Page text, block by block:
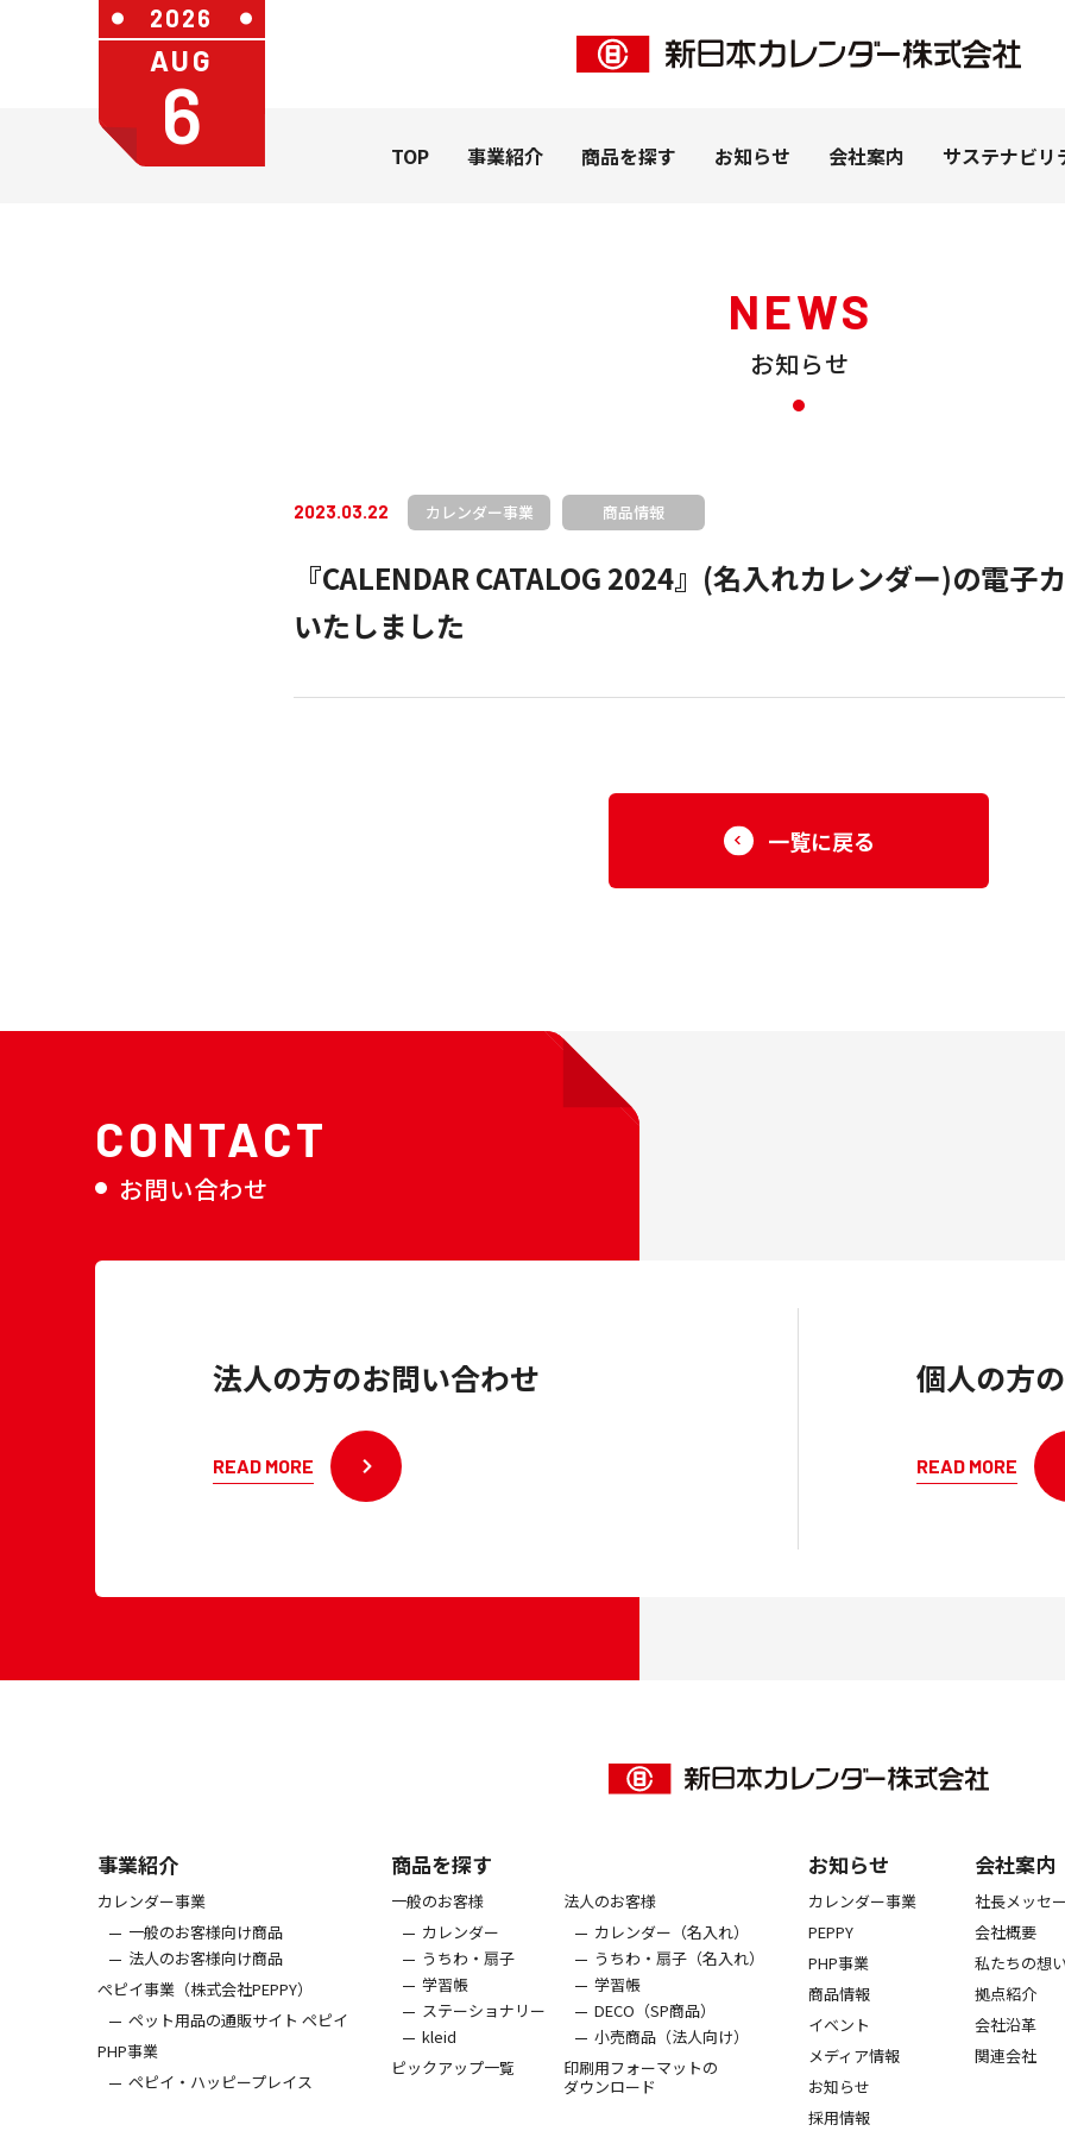
TOP 事業紹介
（株式会社PEPPY）
商品を探す
ステーショナリー
お知らせ 会社案内 サステナビリ
2026
AUG
6
NEWS
お知らせ
2023.03.22 カレンダー事業 商品情報
『CALENDAR CATALOG 2024』(名入れカレンダー)の電子
いたしました
一覧に戻る
CONTACT
お問い合わせ
法人の方のお問い合わせ
READ MORE
個人の方
READ MORE
事業紹介
カレンダー事業
一般のお客様向け商品
法人のお客様向け商品
ぺピイ事業（株式会社PEPPY）
ペット用品の通販サイト ペピイ
PHP事業
ペピイ・ハッピープレイス
商品を探す
一般のお客様
カレンダー
うちわ・扇子
学習帳
ステーショナリー
kleid
ピックアップ一覧
法人のお客様
カレンダー（名入れ）
うちわ・扇子（名入れ）
学習帳
DECO（SP商品）
小売商品（法人向け）
印刷用フォーマットの
ダウンロード
お知らせ
カレンダー事業
PEPPY
PHP事業
商品情報
イベント
メディア情報
お知らせ
採用情報
会社案内
社長メッセ
会社概要
私たちの想い
拠点紹介
会社沿革
関連会社